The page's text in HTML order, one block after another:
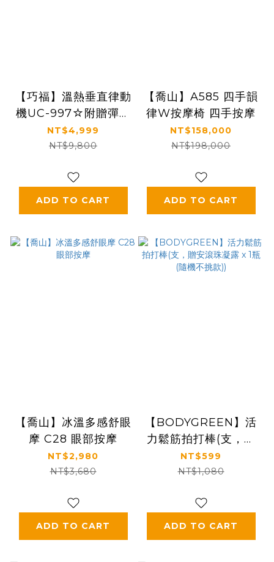
【巧福】溫熱垂直律動
機UC-997☆附贈彈力
繩
NT$4,999
NT$9,800
ADD TO CART
【喬山】A585 四手韻
律W按摩椅 四手按摩
NT$158,000
NT$198,000
ADD TO CART
【喬山】冰溫多感舒眼
摩 C28 眼部按摩
NT$2,980
NT$3,680
ADD TO CART
【BODYGREEN】活
力鬆筋拍打棒(支，贈
安滾珠凝露 x 1瓶(隨機
不挑款))
NT$599
NT$1,080
ADD TO CART